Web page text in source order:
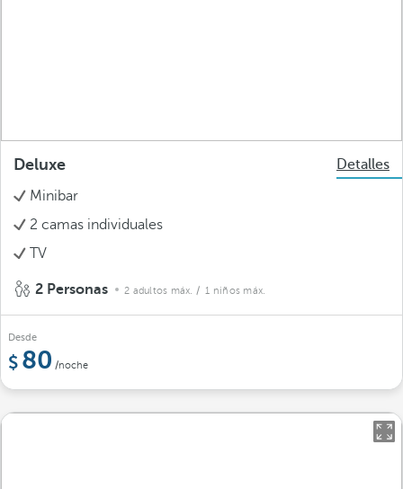
Deluxe
Detalles
Minibar
2 camas individuales
TV
2 Personas 2 adultos máx. / 1 niños máx.
Desde
80 /noche